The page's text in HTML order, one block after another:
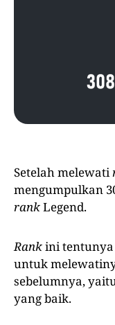
Setelah melewati
mengumpulkan
rankLegend.
Rankini
untuk
sebelumnya,
yang baik.